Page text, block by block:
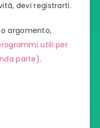
devi registrarti.
argomento,
utili per
parte).